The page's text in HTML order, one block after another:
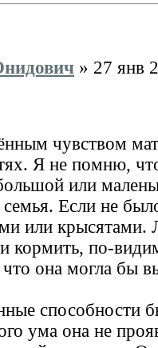
» 27 янв
чувством
Я не помню,
или
Если не
или
кормить, по-
она могла бы
способности
ума она не